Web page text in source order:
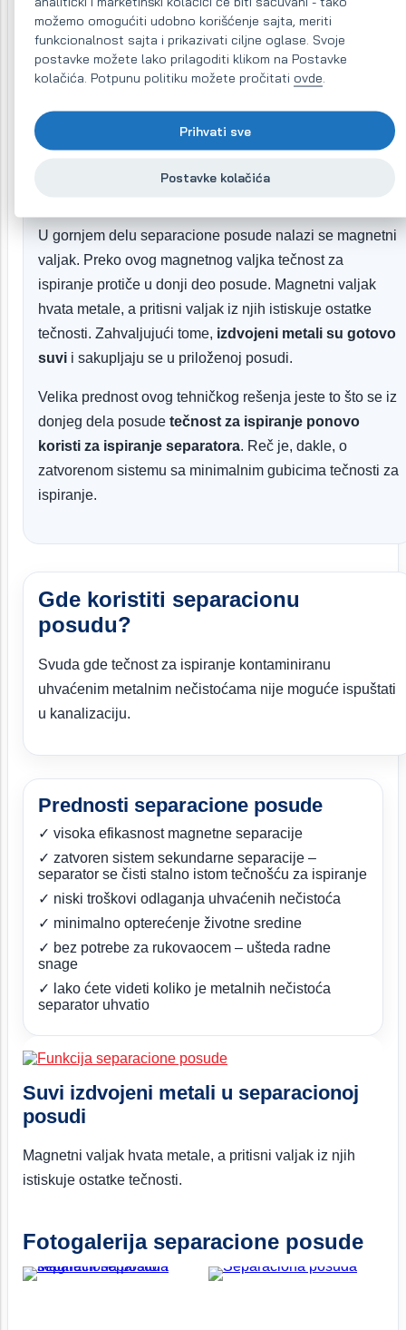
možemo omogućiti udobno korišćenje sajta, meriti
funkcionalnost sajta i prikazivati ciljne oglase. Svoje
postavke možete lako prilagoditi klikom na Postavke
kolačića. Potpunu politiku možete pročitati ovde.
Prihvati sve
Postavke kolačića
Tok separacije u separacionoj posudi
Magnetni separator sa automatskim čišćenjem hvata
ciklusa čišćenja ove nečistoće se ispiraju vodom ili bilo
kojim drugim medijumom. Ovatečnost za ispiranje se
zajedno sa uhvaćenim metalima ispušta u
U gornjem delu separacione posude nalazi se magnetni
valjak. Preko ovog magnetnog valjka tečnost za
ispiranje protiče u donji deo posude. Magnetni valjak
hvata metale, a pritisni valjak iz njih istiskuje ostatke
tečnosti. Zahvaljujući tome, izdvojeni metali su gotovo
suvi i sakupljaju se u priloženoj posudi.
Velika prednost ovog tehničkog rešenja jeste to što se iz
donjeg dela posude tečnost za ispiranje ponovo
koristi za ispiranje separatora. Reč je, dakle, o
zatvorenom sistemu sa minimalnim gubicima tečnosti za
ispiranje.
Gde koristiti separacionu
posudu?
Svuda gde tečnost za ispiranje kontaminiranu
uhvaćenim metalnim nečistoćama nije moguće ispuštati
u kanalizaciju.
Prednosti separacione posude
✓ visoka efikasnost magnetne separacije
✓ zatvoren sistem sekundarne separacije –
separator se čisti stalno istom tečnošću za ispiranje
✓ niski troškovi odlaganja uhvaćenih nečistoća
✓ minimalno opterećenje životne sredine
✓ bez potrebe za rukovaocem – ušteda radne
snage
✓ lako ćete videti koliko je metalnih nečistoća
separator uhvatio
Suvi izdvojeni metali u separacionoj
posudi
Magnetni valjak hvata metale, a pritisni valjak iz njih
istiskuje ostatke tečnosti.
Fotogalerija separacione posude